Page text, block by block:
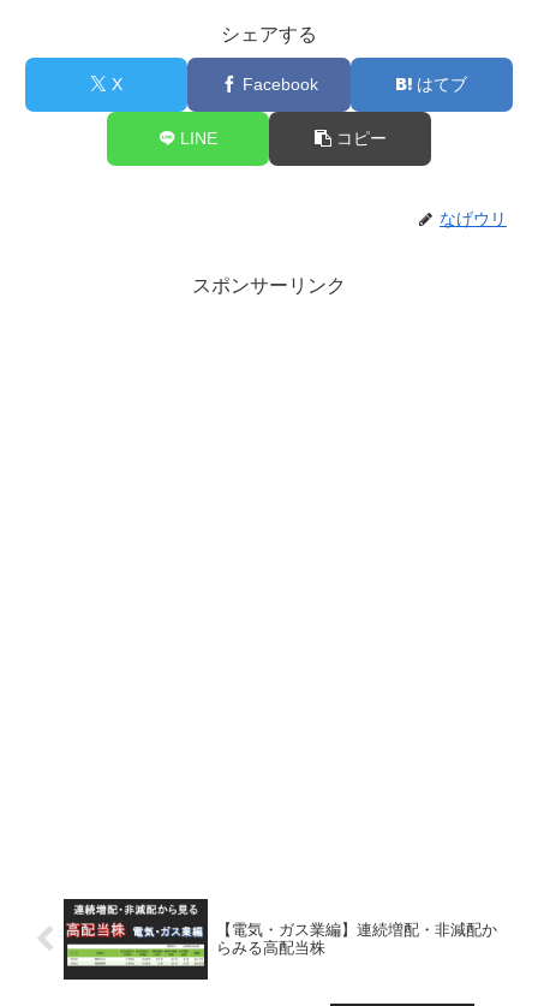
シェアする
X Facebook はてブ
LINE コピー
なげウリ
スポンサーリンク
【電気・ガス業編】連続増配・非減配か
らみる高配当株